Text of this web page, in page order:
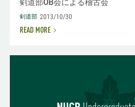
剣道部OB会による稽古会
剣道部 2013/10/30
READ MORE